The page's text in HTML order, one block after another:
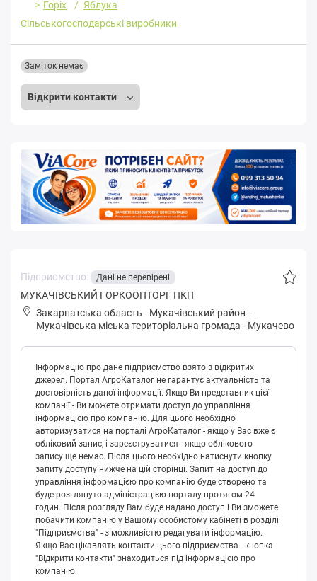
Горіх
Яблука
Сільськогосподарські виробники
Відкрити контакти
Заміток немає
Підприємство: Дані не перевірені
МУКАЧІВСЬКИЙ ГОРКООПТОРГ ПКП
Закарпатська область - Мукачівський район -
Мукaчівськa міська територіальна громада - Мукачево
Інформацію про дане підприємство взято з відкритих
джерел. Портал АгроКаталог не гарантує актуальність та
достовірність даної інформації. Якщо Ви представник цієї
компанії - Ви можете отримати доступ до управління
інформацією про компанію. Для цього необхідно
авторизуватися на порталі АгроКаталог - якщо у Вас вже є
обліковий запис, і зареєструватися - якщо облікового
запису ще немає. Після цього необхідно натиснути кнопку
запиту доступу нижче на цій сторінці. Запит на доступ до
управління інформацією про компанію буде створено та
буде розглянуто адміністрацією порталу протягом 24
годин. Після розгляду Вам буде надано доступ і Ви зможете
побачити компанію у Вашому особистому кабінеті в розділі
"Підприємства" - з можливістю редагувати інформацію.
Якщо Вас цікавлять контакти цього підприємства - кнопка
"Відкрити контакти" знаходиться під інформацією про
компанію.